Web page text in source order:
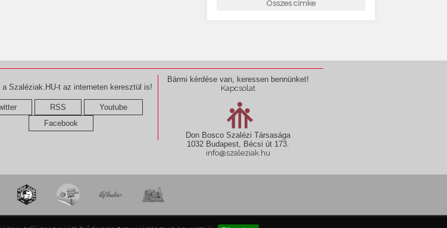
Összes címke
a Szaléziak.HU-t az interneten keresztül is!
RSS
Youtube
Facebook
Bármi kérdése van, keressen bennünket!
Kapcsolat
Don Bosco Szalézi Társasága
1032 Budapest, Bécsi út 173.
info@szaleziak.hu